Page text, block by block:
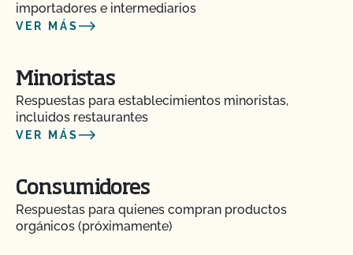
importadores e intermediarios
VER MÁS
Minoristas
Respuestas para establecimientos minoristas,
incluidos restaurantes
VER MÁS
Consumidores
Respuestas para quienes compran productos
orgánicos (próximamente)
¿Puedo utilizar antibióticos en mis animales y
¿Puedo utilizar cualquier matadero para procesar
mis animales orgánicos?
¿Puedo utilizar antiparasitarios para tratar a los
animales?